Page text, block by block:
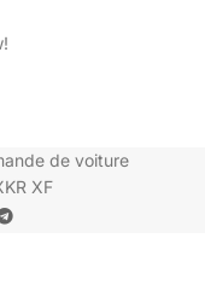
de voiture
XF